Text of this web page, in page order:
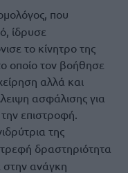
που
ίδρυσε
το κίνητρο της
οποίο τον βοήθησε
αλλά και
ασφάλισης για
επιστροφή.
της
δραστηριότητα
στην ανάγκη